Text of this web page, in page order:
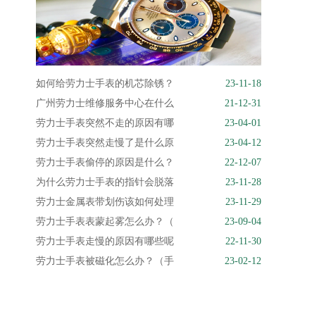
如何给劳力士手表的机芯除锈？
23-11-18
广州劳力士维修服务中心在什么
21-12-31
劳力士手表突然不走的原因有哪
23-04-01
劳力士手表突然走慢了是什么原
23-04-12
劳力士手表偷停的原因是什么？
22-12-07
为什么劳力士手表的指针会脱落
23-11-28
劳力士金属表带划伤该如何处理
23-11-29
劳力士手表表蒙起雾怎么办？（
23-09-04
劳力士手表走慢的原因有哪些呢
22-11-30
劳力士手表被磁化怎么办？（手
23-02-12